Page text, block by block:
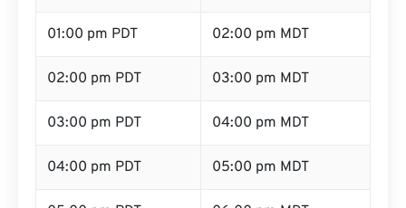
01:00 pm PDT 02:00 pm MDT
02:00 pm PDT 03:00 pm MDT
03:00 pm PDT 04:00 pm MDT
04:00 pm PDT 05:00 pm MDT